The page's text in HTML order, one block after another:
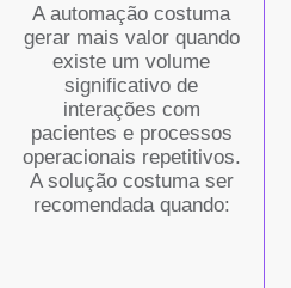
A automação costuma
gerar mais valor quando
existe um volume
significativo de
interações com
pacientes e processos
operacionais repetitivos.
A solução costuma ser
recomendada quando: